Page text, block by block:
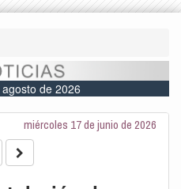
de 2026
miércoles 17 de junio de 2026